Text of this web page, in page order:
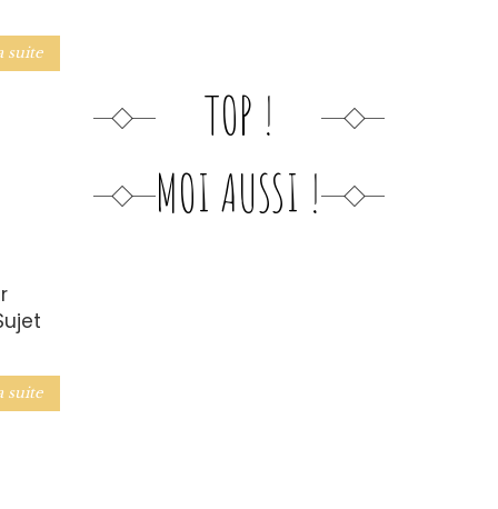
suite
suite
TOP !
MOI AUSSI !